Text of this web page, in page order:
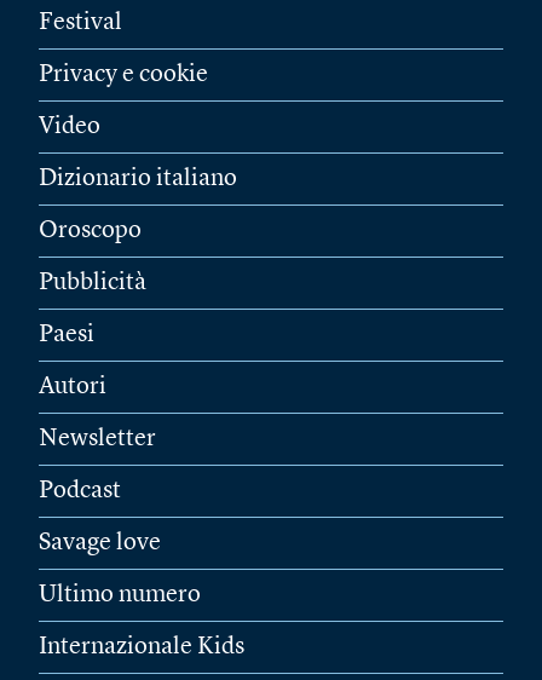
Festival
Privacy e cookie
Video
Dizionario italiano
Oroscopo
Pubblicità
Paesi
Autori
Newsletter
Podcast
Savage love
Ultimo numero
Internazionale Kids